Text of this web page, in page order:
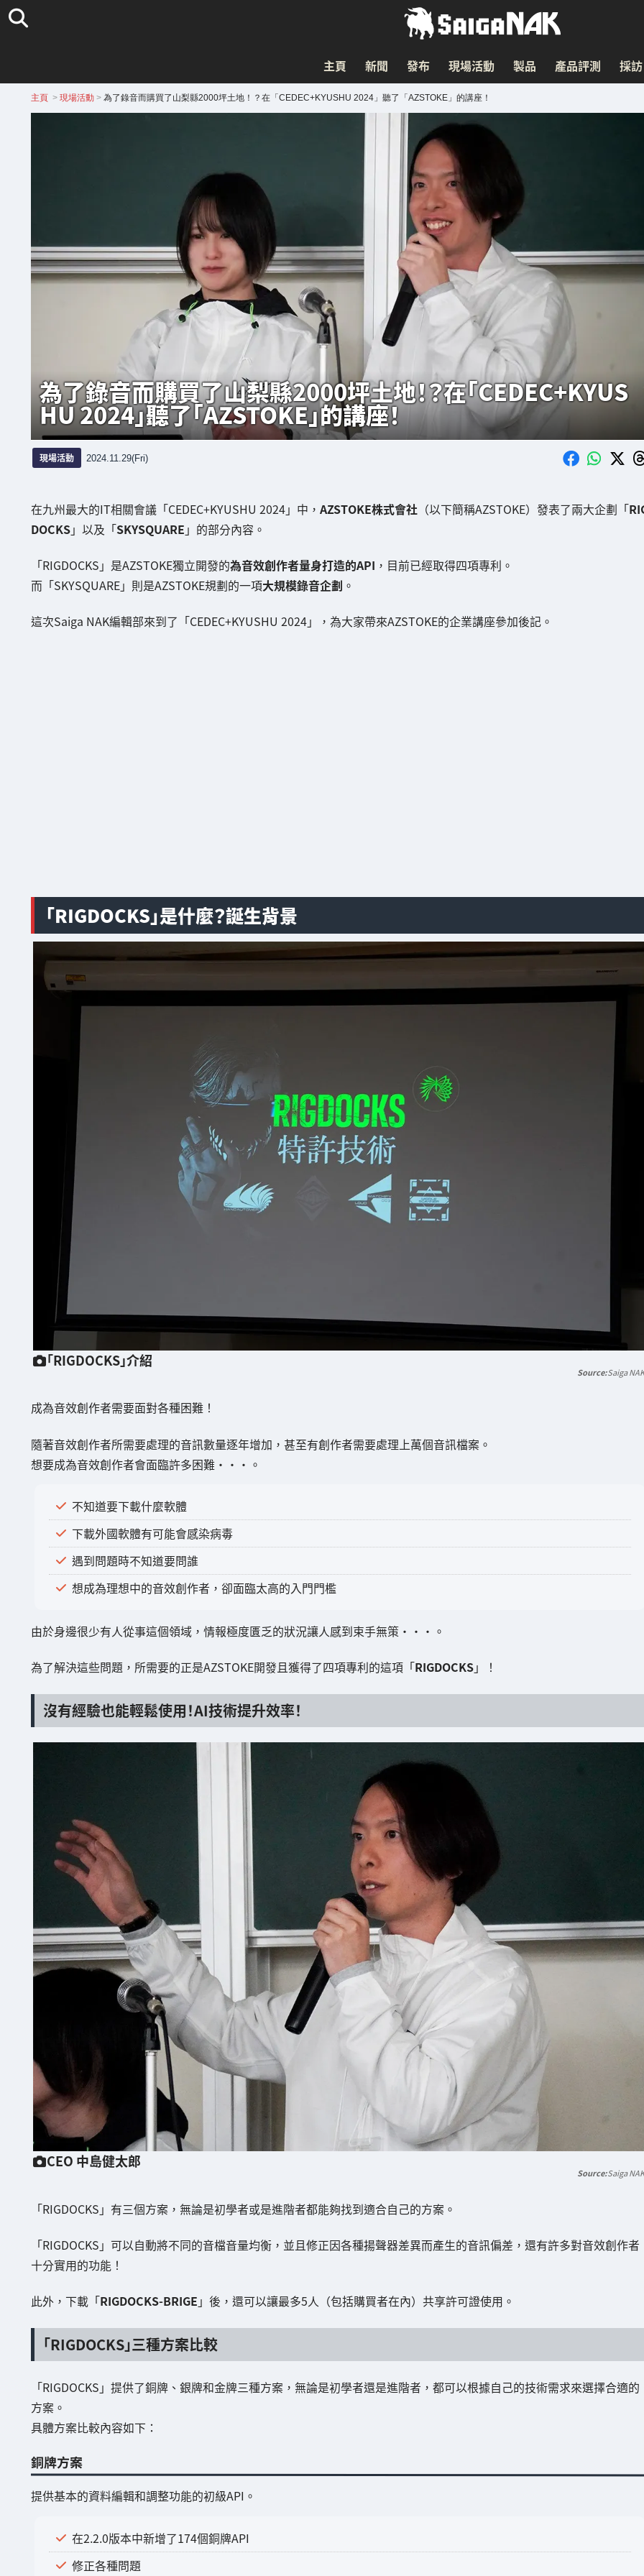
主頁 新聞 發布 現場活動 製品 產品評測 採訪
主頁 > 現場活動> 為了錄音而購買了山梨縣2000坪土地！？在「CEDEC+KYUSHU 2024」聽了「AZSTOKE」的講座！
為了錄音而購買了山梨縣2000坪土地！？在「CEDEC+KYUS
HU 2024」聽了「AZSTOKE」的講座！
現場活動 2024.11.29(Fri)
在九州最大的IT相關會議「CEDEC+KYUSHU 2024」中， AZSTOKE株式會社 （以下簡稱AZSTOKE）發表了兩大企劃「
DOCKS」以及「SKYSQUARE 」的部分內容。
「RIGDOCKS」是AZSTOKE獨立開發的為音效創作者量身打造的API ，目前已經取得四項專利。
而「SKYSQUARE」則是AZSTOKE規劃的一項大規模錄音企劃 。
這次Saiga NAK編輯部來到了「CEDEC+KYUSHU 2024」，為大家帶來AZSTOKE的企業講座參加後記。
「RIGDOCKS」是什麼？誕生背景
「RIGDOCKS」介紹
Saiga NAK
成為音效創作者需要面對各種困難！
隨著音效創作者所需要處理的音訊數量逐年增加，甚至有創作者需要處理上萬個音訊檔案。
想要成為音效創作者會面臨許多困難・・・。
不知道要下載什麼軟體
下載外國軟體有可能會感染病毒
遇到問題時不知道要問誰
想成為理想中的音效創作者，卻面臨太高的入門門檻
由於身邊很少有人從事這個領域，情報極度匱乏的狀況讓人感到束手無策・・・。
為了解決這些問題，所需要的正是AZSTOKE開發且獲得了四項專利的這項「RIGDOCKS」！
沒有經驗也能輕鬆使用！AI技術提升效率！
CEO 中島健太郎
Saiga NAK
「RIGDOCKS」有三個方案，無論是初學者或是進階者都能夠找到適合自己的方案。
「RIGDOCKS」可以自動將不同的音檔音量均衡，並且修正因各種揚聲器差異而產生的音訊偏差，還有許多對音效創作者
十分實用的功能！
此外，下載「RIGDOCKS-BRIGE 」後，還可以讓最多5人（包括購買者在內）共享許可證使用。
「RIGDOCKS」三種方案比較
「RIGDOCKS」提供了銅牌、銀牌和金牌三種方案，無論是初學者還是進階者，都可以根據自己的技術需求來選擇合適的
方案。
具體方案比較內容如下：
銅牌方案
提供基本的資料編輯和調整功能的初級API。
在2.2.0版本中新增了174個銅牌API
修正各種問題